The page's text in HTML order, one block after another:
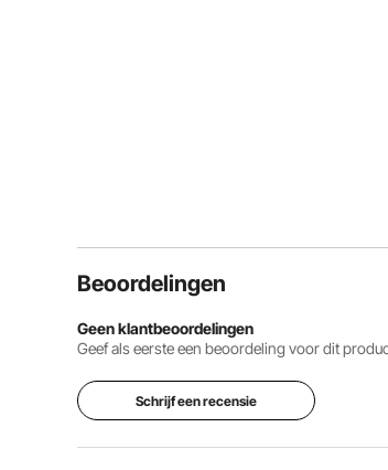
Beoordelingen
Geen klantbeoordelingen
Geef als eerste een beoordeling voor dit
Schrijf een recensie